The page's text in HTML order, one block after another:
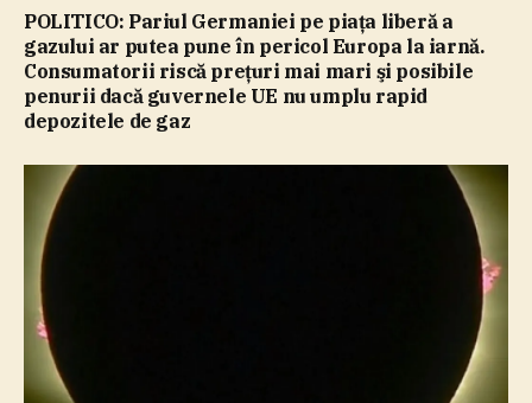
POLITICO: Pariul Germaniei pe piaţa liberă a
gazului ar putea pune în pericol Europa la iarnă.
Consumatorii riscă preţuri mai mari şi posibile
penurii dacă guvernele UE nu umplu rapid
depozitele de gaz